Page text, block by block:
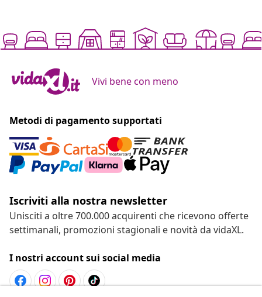
Vivi bene con meno
Metodi di pagamento supportati
Iscriviti alla nostra newsletter
Unisciti a oltre 700.000 acquirenti che ricevono offerte
settimanali, promozioni stagionali e novità da vidaXL.
I nostri account sui social media